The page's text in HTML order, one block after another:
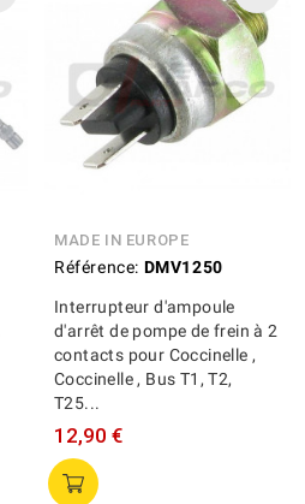
MADE IN EUROPE
Référence: DMV1250
Interrupteur d'ampoule
d'arrêt de pompe de frein à 2
contacts pour Coccinelle ,
Coccinelle , Bus T1, T2,
T25...
12,90 €